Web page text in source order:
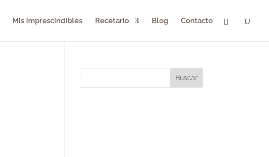
Mis imprescindibles Recetario Blog Contacto
Buscar